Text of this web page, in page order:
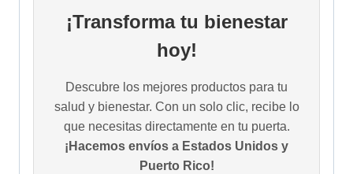
¡Transforma tu bienestar
hoy!
Descubre los mejores productos para tu
salud y bienestar. Con un solo clic, recibe lo
que necesitas directamente en tu puerta.
¡Hacemos envíos a Estados Unidos y
Puerto Rico!